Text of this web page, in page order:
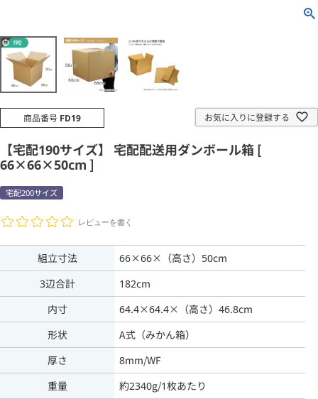
商品番号 FD19 お気に入りに登録する
【宅配190サイズ】 宅配配送用ダンボール箱 [
66×66×50cm ]
宅配200サイズ
レビューを書く
組立寸法
66×66×（高さ）50cm
3辺合計
182cm
内寸
64.4×64.4×（高さ）46.8cm
形状
A式（みかん箱）
厚さ
8mm/WF
重量
約2340g/1枚あたり